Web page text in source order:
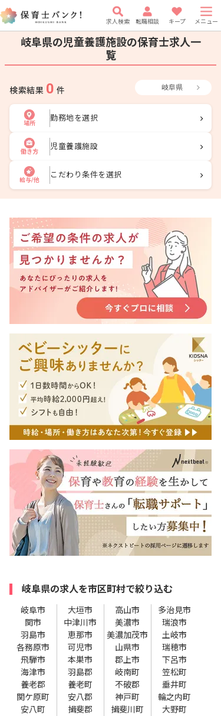
求人検索 転職相談 キープ メニュー
岐阜県の児童養護施設の保育士求人一
覧
検索結果 0 件 岐阜県
場所
勤務地を選択
働き方
児童養護施設
給与/他
こだわり条件を選択
岐阜県の求人を市区町村で絞り込む
岐阜市 大垣市 高山市
多治見市
関市
中津川市 美濃市
瑞浪市
羽島市
恵那市 美濃加茂市
土岐市
各務原市
可児市 山県市
瑞穂市
飛騨市
本巣市 郡上市
下呂市
海津市
羽島郡 岐南町
笠松町
養老郡
養老町 不破郡
垂井町
関ケ原町
安八郡 神戸町
輪之内町
安八町
揖斐郡 揖斐川町
大野町